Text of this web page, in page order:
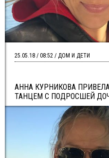
АННА КУРНИКОВА
ТАНЦЕМ С ПОДРОСШЕЙ
25.05.18 / 08:52 / ДОМ И ДЕТИ